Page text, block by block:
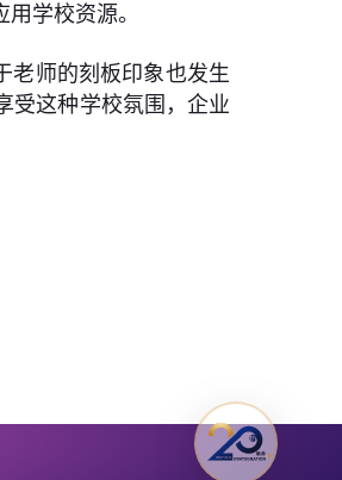
学校资源。
老师的刻板印象也发生
受这种学校氛围，企业